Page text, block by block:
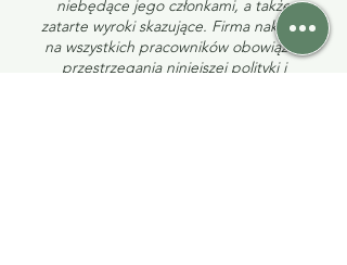
niebędące jego członkami, a także
zatarte wyroki skazujące. Firma nakłada
na wszystkich pracowników obowiązek
przestrzegania niniejszej polityki i